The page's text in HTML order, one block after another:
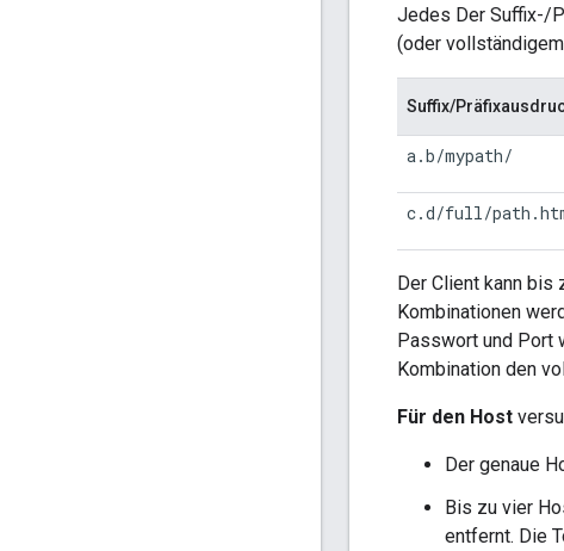
Jedes Der Suffix-/
(oder
Suffix/
a.b/mypath/
c.d/full/
Der Client kann bis
Kombinationen
Passwort und Port
Kombination den
Für den Host
Der genaue
Bis zu vier
entfernt. Die